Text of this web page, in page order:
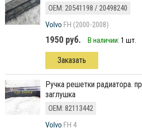
ОЕМ: 20541198 / 20498240
Volvo FH (2000-2008)
1950 руб. В наличии: 1 шт.
Заказать
ручка решетки радиатора. правая б/у \ отсутствует
заглушка
ОЕМ: 82113442
Volvo FH 4